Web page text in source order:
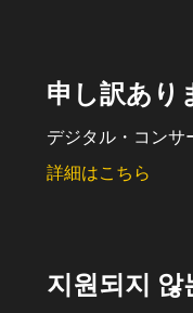
申し訳あり
デジタル・コンサ
詳細はこちら
지원되지 않